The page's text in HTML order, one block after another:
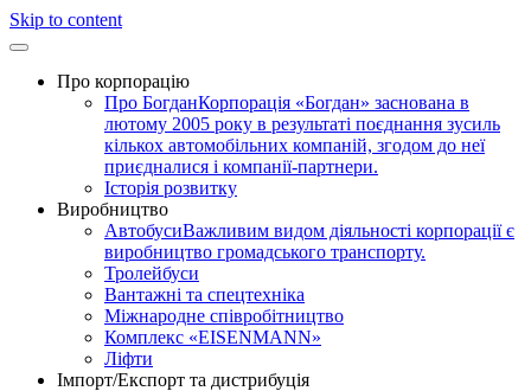
Skip to content
Про корпорацію
Про БогданКорпорація «Богдан» заснована в
лютому 2005 року в результаті поєднання зусиль
кількох автомобільних компаній, згодом до неї
приєдналися і компанії-партнери.
Історія розвитку
Виробництво
АвтобусиВажливим видом діяльності корпорації є
виробництво громадського транспорту.
Тролейбуси
Вантажні та спецтехніка
Міжнародне співробітництво
Комплекс «EISENMANN»
Ліфти
Імпорт/Експорт та дистрибуція